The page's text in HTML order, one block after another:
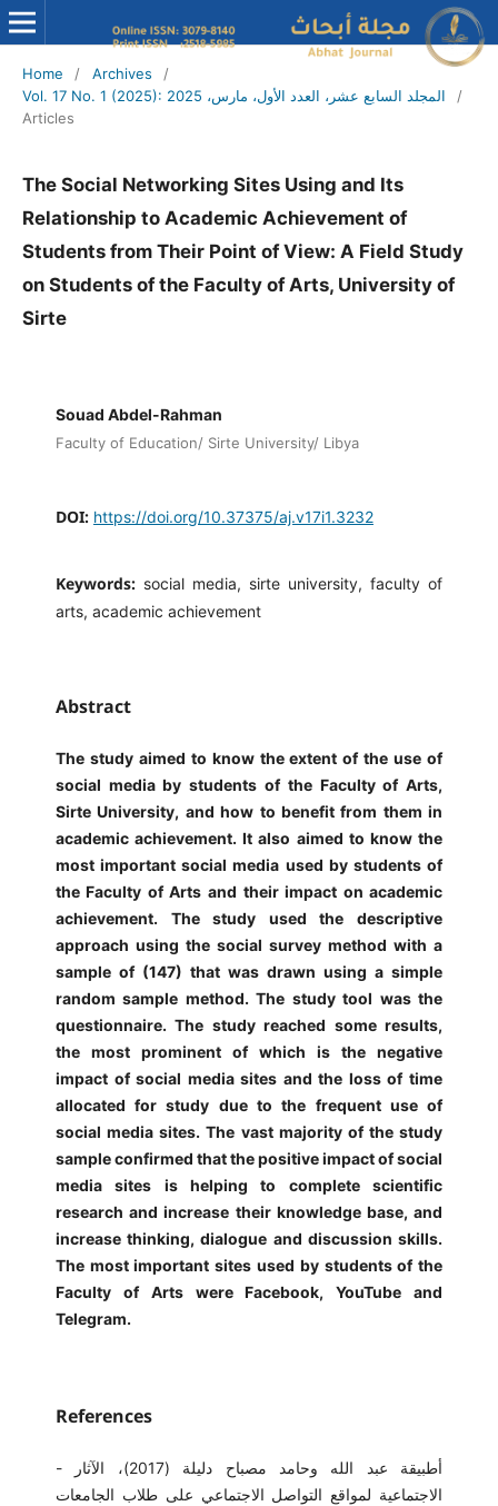
Home / Archives
/
Vol. 17 No. 1 (2025): المجلد السابع عشر، العدد الأول، مارس، 2025
/
Articles
The Social Networking Sites Using and Its
Relationship to Academic Achievement of
Students from Their Point of View: A Field Study
on Students of the Faculty of Arts, University of
Sirte
Souad Abdel-Rahman
Faculty of Education/ Sirte University/ Libya
DOI: https://doi.org/10.37375/aj.v17i1.3232
Keywords: social media, sirte university, faculty of
arts, academic achievement
Abstract
The study aimed to know the extent of the use of
social media by students of the Faculty of Arts,
Sirte University, and how to benefit from them in
academic achievement. It also aimed to know the
most important social media used by students of
the Faculty of Arts and their impact on academic
achievement. The study used the descriptive
approach using the social survey method with a
sample of (147) that was drawn using a simple
random sample method. The study tool was the
questionnaire. The study reached some results,
the most prominent of which is the negative
impact of social media sites and the loss of time
allocated for study due to the frequent use of
social media sites. The vast majority of the study
sample confirmed that the positive impact of social
media sites is helping to complete scientific
research and increase their knowledge base, and
increase thinking, dialogue and discussion skills.
The most important sites used by students of the
Faculty of Arts were Facebook, YouTube and
Telegram.
References
- أطبيقة عبد الله وحامد مصباح دليلة (2017)، الآثار
الاجتماعية لمواقع التواصل الاجتماعي على طلاب الجامعات